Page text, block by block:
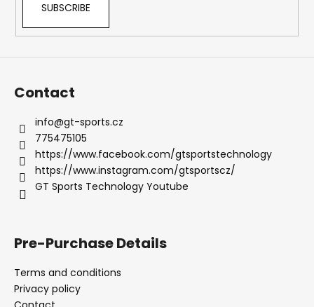
SUBSCRIBE
Contact
info@gt-sports.cz
775475105
https://www.facebook.com/gtsportstechnology
https://www.instagram.com/gtsportscz/
GT Sports Technology Youtube
Pre-Purchase Details
Terms and conditions
Privacy policy